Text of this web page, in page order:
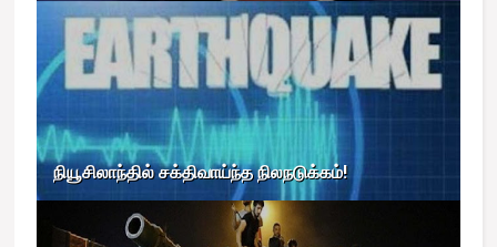
நியூசிலாந்தில் சக்திவாய்ந்த நிலநடுக்கம்!